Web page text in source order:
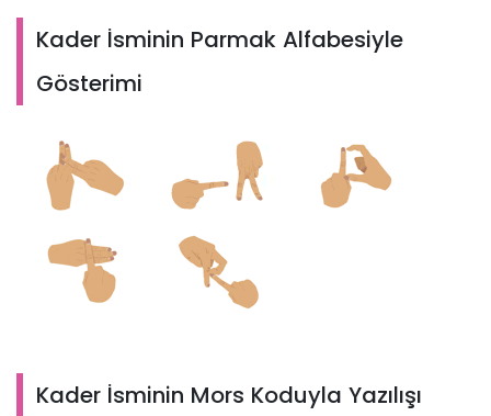
Kader İsminin Parmak Alfabesiyle
Gösterimi
Kader İsminin Mors Koduyla Yazılışı